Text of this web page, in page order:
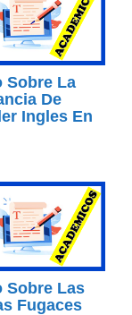
Sobre La
De
Ingles En
Sobre Las
Fugaces